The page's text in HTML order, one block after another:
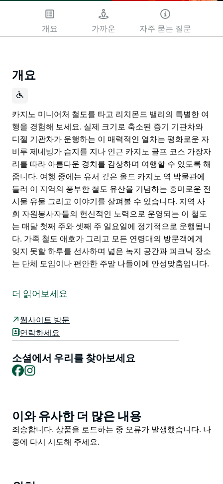
개요 가까운 자주 묻는 질문
개요
카지노 미니어처 철도를 타고 리치몬드 밸리의 특별한 여
행을 경험해 보세요. 실제 크기로 축소된 증기 기관차와
디젤 기관차가 운행하는 이 매력적인 열차는 평화로운 자
비루 제네빙가 습지를 지나 인근 카지노 골프 코스 가장자
리를 따라 아름다운 경치를 감상하며 여행할 수 있도록 해
줍니다. 여행 중에는 유서 깊은 올드 카지노 역 박물관에
들러 이 지역의 풍부한 철도 유산을 기념하는 흥미로운 전
시물 유물 그리고 이야기를 살펴볼 수 있습니다. 지역 사
회 자원봉사자들의 헌신적인 노력으로 운영되는 이 철도
는 매달 첫째 주와 셋째 주 일요일에 정기적으로 운행됩니
다. 가족 철도 애호가 그리고 모든 연령대의 방문객에게
잊지 못할 하루를 선사하며 넓은 녹지 공간과 피크닉 장소
는 단체 모임이나 편안한 주말 나들이에 안성맞춤입니다.
행을 경험해 보세요. 실제 크기로 축소된 증기 기관차와
리를 따라 아름다운 경치를 감상하며 여행할 수 있도록 해
줍니다.
여행 중에는 유서 깊은 올드 카지노 역 박물관에 들러 이
지역의 풍부한 철도 유산을 기념하는 흥미로운 전시물 유
이 철도는 매달 첫째 주와 셋째 주 일요일에 정기적으로
운행됩니다. 가족 철도 애호가 그리고 모든 연령대의 방문
객에게 잊지 못할 하루를 선사하며 넓은 녹지 공간과 피크
닉 장소는 단체 모임이나 편안한 주말 나들이에 안성맞춤
더 읽어보세요
웹사이트 방문
연락하세요
소셜에서 우리를 찾아보세요
Facebook
Product
List
이와 유사한 더 많은 내용
Product
List
죄송합니다. 상품을 로드하는 중 오류가 발생했습니다. 나
중에 다시 시도해 주세요.